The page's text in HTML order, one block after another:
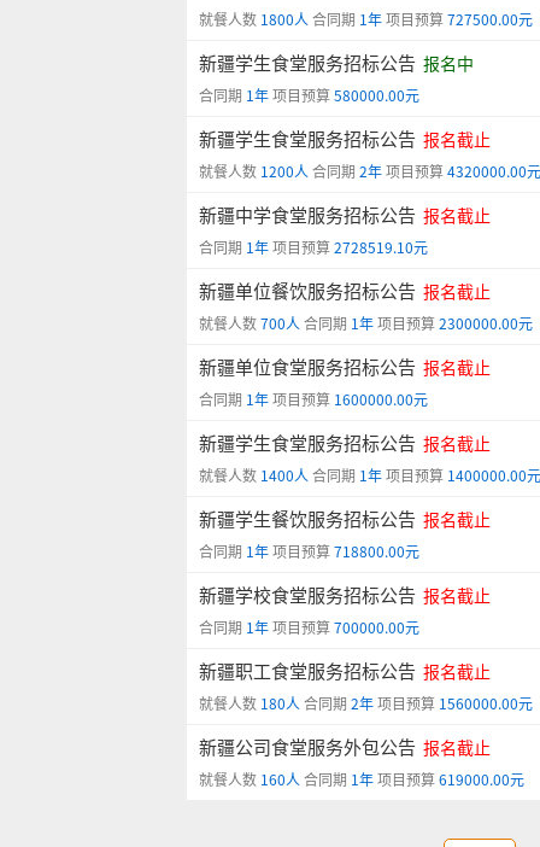
就餐人数 1800人 合同期 1年项目预算727500.00元
新疆学生食堂服务招标公告 报名中
合同期 1年项目预算580000.00元
新疆学生食堂服务招标公告 报名截止
就餐人数 1200人 合同期 2年项目预算4320000.00元
新疆中学食堂服务招标公告 报名截止
合同期 1年项目预算2728519.10元
新疆单位餐饮服务招标公告 报名截止
就餐人数700人 合同期 1年项目预算2300000.00元
新疆单位食堂服务招标公告 报名截止
合同期 1年项目预算 1600000.00元
新疆学生食堂服务招标公告 报名截止
就餐人数 1400人 合同期 1年项目预算 1400000.00元
新疆学生餐饮服务招标公告 报名截止
合同期 1年项目预算718800.00元
新疆学校食堂服务招标公告 报名截止
合同期 1年项目预算700000.00元
新疆职工食堂服务招标公告 报名截止
就餐人数 180人 合同期 2年项目预算 1560000.00元
新疆公司食堂服务外包公告 报名截止
就餐人数 160人 合同期 1年项目预算619000.00元